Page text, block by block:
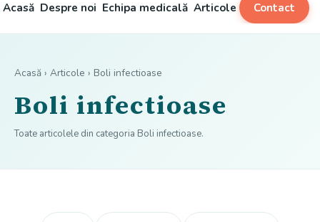
Acasă Despre noi Echipa medicală Articole Contact
Acasă › Articole › Boli infectioase
Boli infectioase
Toate articolele din categoria Boli infectioase.